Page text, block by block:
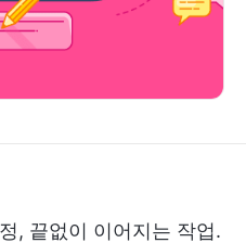
, 끝없이 이어지는 작업.